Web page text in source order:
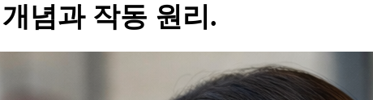
념과 작동 원리.